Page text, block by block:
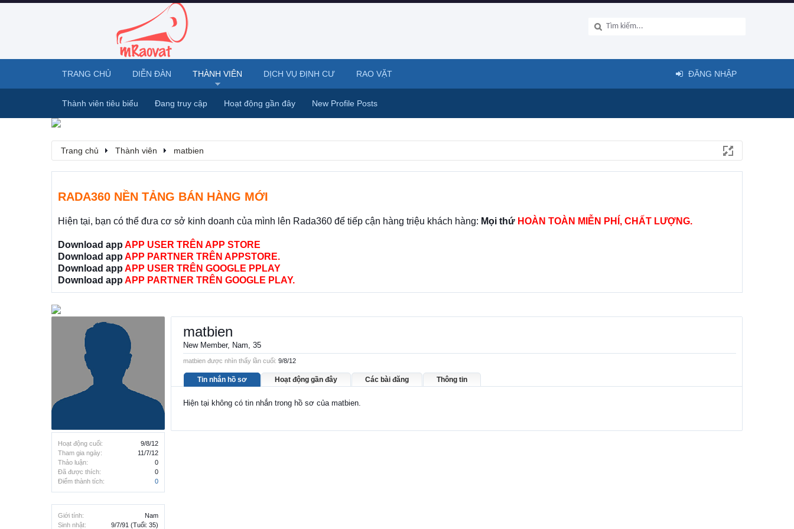
Trang chủ Thành viên matbien
RADA360 NỀN TẢNG BÁN HÀNG MỚI
Hiện tại, bạn có thể đưa cơ sở kinh doanh của mình lên Rada360 để tiếp cận hàng triệu khách hàng: Mọi thứ HOÀN TOÀN MIỄN PHÍ, CHẤT LƯỢNG.
Download app APP USER TRÊN APP STORE
Download app APP PARTNER TRÊN APPSTORE.
Download app APP USER TRÊN GOOGLE PPLAY
Download app APP PARTNER TRÊN GOOGLE PLAY.
Hoạt động cuối:
9/8/12
Tham gia ngày:
11/7/12
Thảo luận:
0
Đã được thích:
0
Điểm thành tích:
0
Giới tính:
Nam
Sinh nhật:
9/7/91 (Tuổi: 35)
matbien
New Member, Nam, 35
matbien được nhìn thấy lần cuối: 9/8/12
Tin nhắn hồ sơ Hoạt động gần đây Các bài đăng Thông tin
Hiện tại không có tin nhắn trong hồ sơ của matbien.
TRANG CHỦ DIỄN ĐÀN THÀNH VIÊN
Thành viên tiêu biểu Đang truy cập Hoạt động gần đây New Profile Posts
DỊCH VỤ ĐỊNH CƯ RAO VẶT ĐĂNG NHẬP